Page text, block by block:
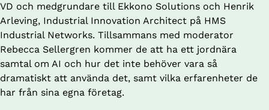
VD och medgrundare till Ekkono Solutions och Henrik
Arleving, Industrial Innovation Architect på HMS
Industrial Networks. Tillsammans med moderator
Rebecca Sellergren kommer de att ha ett jordnära
samtal om AI och hur det inte behöver vara så
dramatiskt att använda det, samt vilka erfarenheter de
har från sina egna företag.